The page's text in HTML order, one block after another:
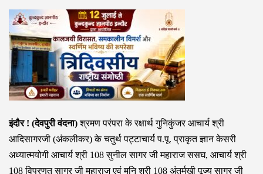
इंदौर ! (देवपुरी वंदना)श्रमण परंपरा के रक्षार्थ गुनिकुंजर आचार्य श्री
आदिसागरजी (अंकलीकर) के चतुर्थ पट्टाचार्य प.पू. प्राकृत ज्ञान केसरी
अध्यात्मयोगी आचार्य श्री 108 सुनील सागर जी महाराज ससघ, आचार्य श्री
108 विप्रणत सागर जी महाराज एवं मुनि श्री 108 अंतर्मुखी पूज्य सागर जी